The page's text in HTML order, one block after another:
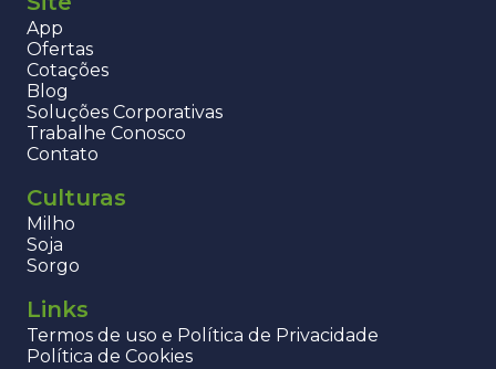
App
Ofertas
Cotações
Blog
Soluções Corporativas
Trabalhe Conosco
Contato
Culturas
Milho
Soja
Sorgo
Links
Termos de uso e Política de Privacidade
Política de Cookies